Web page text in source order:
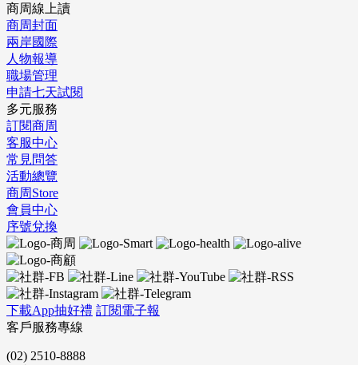
商周線上讀
商周封面
兩岸國際
人物報導
職場管理
申請七天試閱
多元服務
訂閱商周
客服中心
常見問答
活動總覽
商周Store
會員中心
序號兌換
下載App抽好禮 訂閱電子報
客戶服務專線
(02) 2510-8888